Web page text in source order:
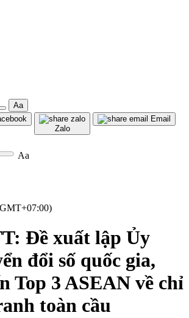
Aa
Zalo
Email
Aa
Đề xuất lập Ủy
đổi số quốc gia,
Top 3 ASEAN về chỉ
toàn cầu